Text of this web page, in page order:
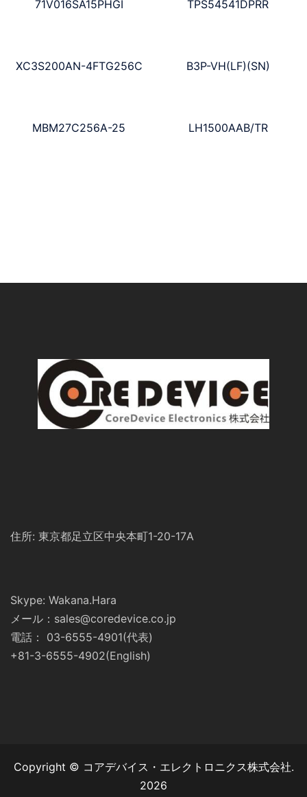
71V016SA15PHGI TPS54541DPRR
XC3S200AN-4FTG256C B3P-VH(LF)(SN)
MBM27C256A-25 LH1500AAB/TR
住所: 東京都足立区中央本町1-20-17A
Skype: Wakana.Hara
メール：sales@coredevice.co.jp
電話： 03-6555-4901(代表)
+81-3-6555-4902(English)
Copyright © コアデバイス・エレクトロニクス株式会社.
2026